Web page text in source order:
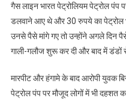
गैस लाइन भारत पेट्रोलियम पेट्रोल
डलवाने आए थे और 30 रुपये का पेट्रोल
उनसे पैसे मांगे गए तो उन्होंने अगले दिन
गाली-गलौज शुरू कर दी और बाद में डंडों
मारपीट और हंगामे के बाद आरोपी युवक
पेट्रोल पंप पर मौजूद लोगों में भी दहशत